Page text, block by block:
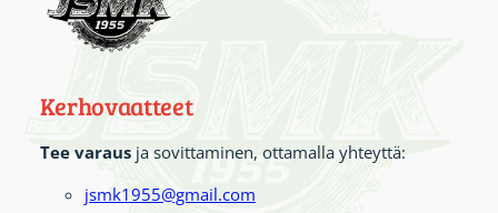
Jämsän Seudun Moottorikerho ( JSMK )
Kerhovaatteet
Tee varausja sovittaminen, ottamalla yhteyttä:
jsmk1955@gmail.com